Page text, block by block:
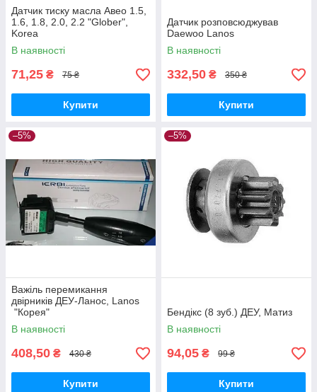
Датчик тиску масла Авео 1.5,
1.6, 1.8, 2.0, 2.2 "Glober",
Korea
В наявності
71,25 ₴ 75 ₴
Купити
Датчик розповсюджував
Daewoo Lanos
В наявності
332,50 ₴ 350 ₴
Купити
–5%
Важіль перемикання
двірників ДЕУ-Ланос, Lanos
"Корея"
В наявності
408,50 ₴ 430 ₴
Купити
–5%
Бендікс (8 зуб.) ДЕУ, Матиз
В наявності
94,05 ₴ 99 ₴
Купити